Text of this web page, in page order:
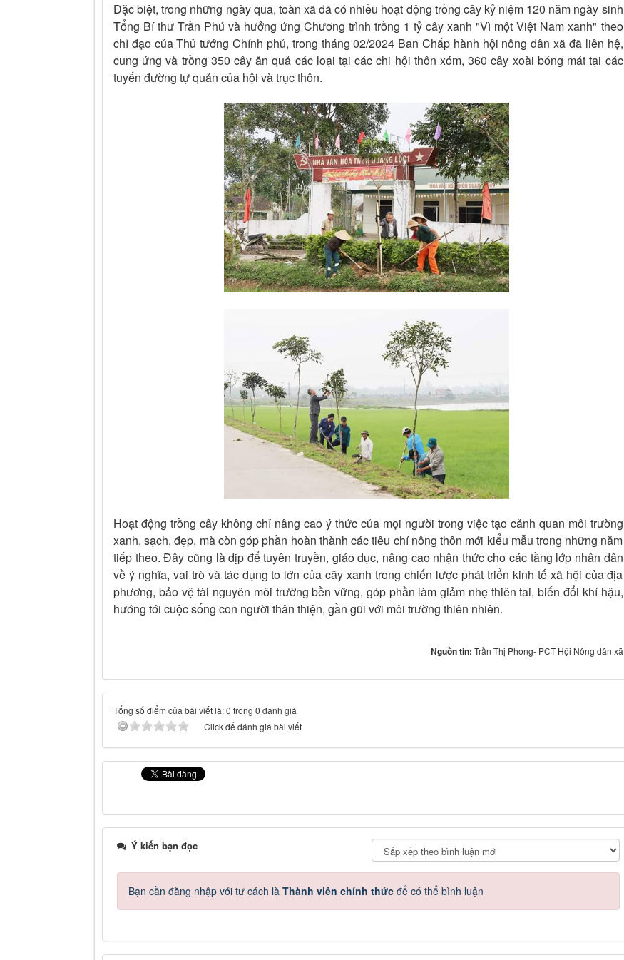
Đặc biệt, trong những ngày qua, toàn xã đã có nhiều hoạt động trồng cây kỷ niệm 120 năm ngày sinh
Tổng Bí thư Trần Phú và hưởng ứng Chương trình trồng 1 tỷ cây xanh "Vì một Việt Nam xanh" theo
chỉ đạo của Thủ tướng Chính phủ, trong tháng 02/2024 Ban Chấp hành hội nông dân xã đã liên hệ,
cung ứng và trồng 350 cây ăn quả các loại tại các chi hội thôn xóm, 360 cây xoài bóng mát tại các
tuyến đường tự quản của hội và trục thôn.
Hoạt động trồng cây không chỉ nâng cao ý thức của mọi người trong việc tạo cảnh quan môi trường
xanh, sạch, đẹp, mà còn góp phần hoàn thành các tiêu chí nông thôn mới kiểu mẫu trong những năm
tiếp theo. Đây cũng là dịp để tuyên truyền, giáo dục, nâng cao nhận thức cho các tầng lớp nhân dân
về ý nghĩa, vai trò và tác dụng to lớn của cây xanh trong chiến lược phát triển kinh tế xã hội của địa
phương, bảo vệ tài nguyên môi trường bền vững, góp phần làm giảm nhẹ thiên tai, biến đổi khí hậu,
hướng tới cuộc sống con người thân thiện, gần gũi với môi trường thiên nhiên.
Nguồn tin: Trần Thị Phong- PCT Hội Nông dân xã
Tổng số điểm của bài viết là: 0 trong 0 đánh giá
Click để đánh giá bài viết
Ý kiến bạn đọc
Bạn cần đăng nhập với tư cách là Thành viên chính thức để có thể bình luận